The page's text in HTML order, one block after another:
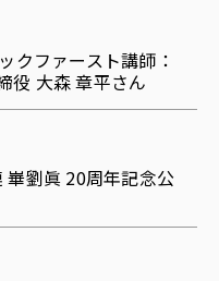
クファースト講師：
役 大森 章平さん
崋劉眞 20周年記念公